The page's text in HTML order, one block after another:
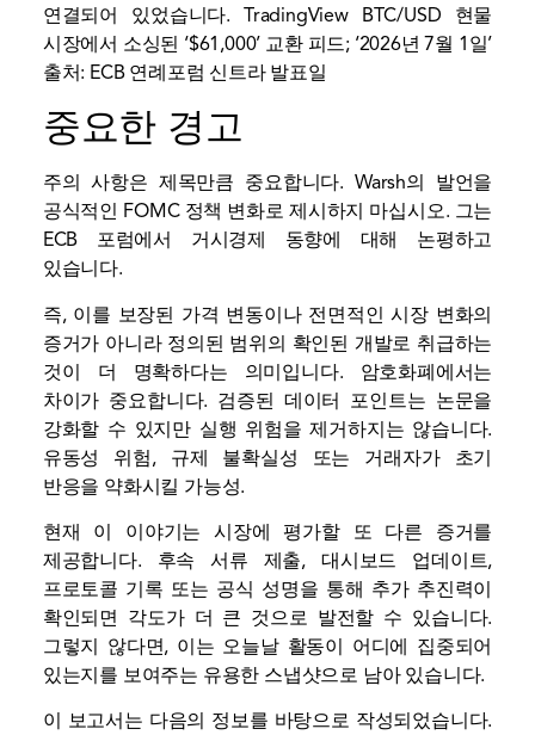
연결되어 있었습니다. TradingView BTC/USD 현물
시장에서 소싱된 ‘$61,000’ 교환피드; ‘2026년 7월 1일’
출처: ECB 연례포럼 신트라 발표일
중요한 경고
주의 사항은 제목만큼 중요합니다. Warsh의 발언을
공식적인 FOMC 정책 변화로 제시하지 마십시오. 그는
ECB 포럼에서 거시경제 동향에 대해 논평하고
있습니다.
즉, 이를 보장된 가격 변동이나 전면적인 시장 변화의
증거가 아니라 정의된 범위의 확인된 개발로 취급하는
것이 더 명확하다는 의미입니다. 암호화폐에서는
차이가 중요합니다. 검증된 데이터 포인트는 논문을
강화할 수 있지만 실행 위험을 제거하지는 않습니다.
유동성
위험, 규제 불확실성 또는 거래자가 초기
반응을 약화시킬 가능성.
현재 이 이야기는 시장에 평가할 또 다른 증거를
제공합니다. 후속 서류 제출, 대시보드 업데이트,
프로토콜 기록 또는 공식 성명을 통해 추가 추진력이
확인되면 각도가 더 큰 것으로 발전할 수 있습니다.
그렇지 않다면, 이는 오늘날 활동이 어디에 집중되어
있는지를 보여주는 유용한 스냅샷으로 남아 있습니다.
이 보고서는 다음의 정보를 바탕으로 작성되었습니다.